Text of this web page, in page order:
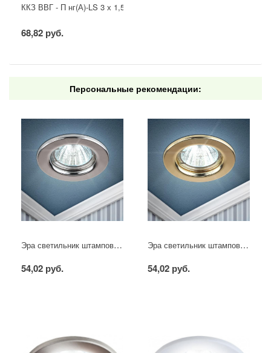
ККЗ ВВГ - П нг(А)-LS 3 х 1,5 ГОСТ
68,82 руб.
Персональные рекомендации:
Эра светильник штампованный MR16 хром
54,02 руб.
Эра светильник штампованный MR16 золото
54,02 руб.